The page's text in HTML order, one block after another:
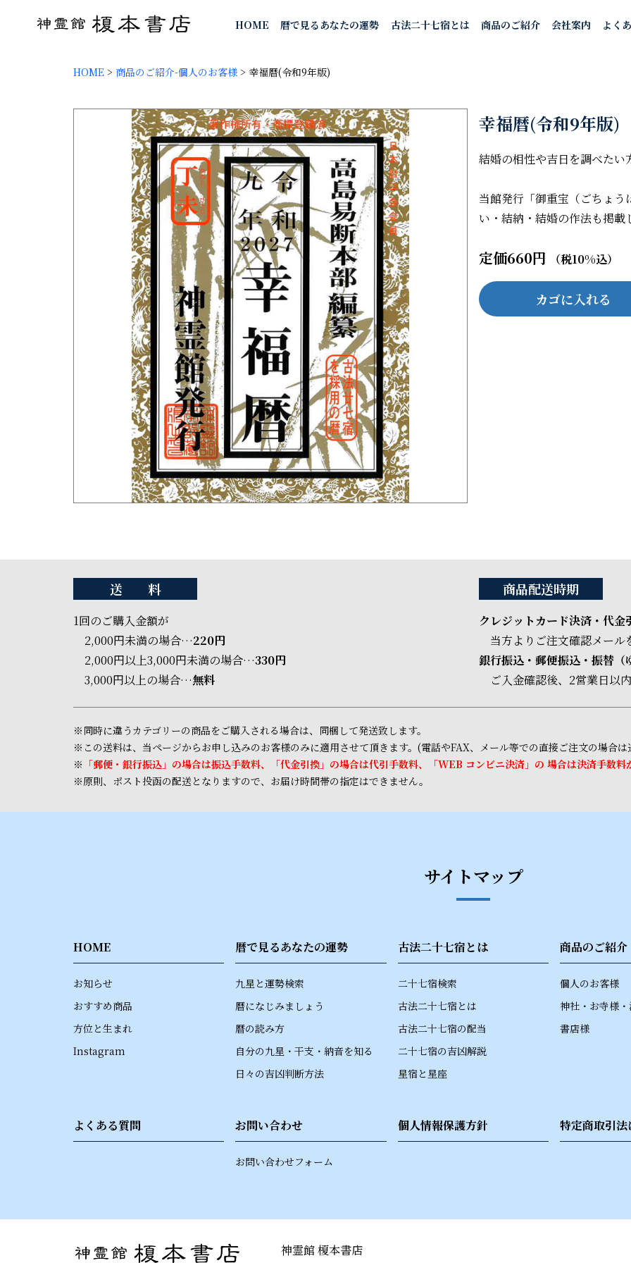
HOME 暦で見るあなたの運勢 古法二十七宿とは 商品のご紹介 会社案内 よく
HOME > 商品のご紹介-個人のお客様 > 幸福暦(令和9年版)
幸福暦(令和9年版)
結婚の相性や吉日を調べたい
当館発行「御重宝（ごちょ
い・結納・結婚の作法も掲載
定価660円 （税10%込）
送 料
1回のご購入金額が
2,000円未満の場合…220円
2,000円以上3,000円未満の場合…330円
3,000円以上の場合…無料
商品配送時期
クレジットカード決済・代
当方よりご注文確認メール
銀行振込・郵便振込・振替
ご入金確認後、2営業日以
※同時に違うカテゴリーの商品をご購入される場合は、同梱して発送致します。
※この送料は、当ページからお申し込みのお客様のみに適用させて頂きます。(電話やFAX、メール等での直接ご注文の場合は
※ 「郵便・銀行振込」の場合は振込手数料、「代金引換」の場合は代引手数料、「WEB コンビニ決済」の 場合は決済手数料
※原則、ポスト投函の配送となりますので、お届け時間帯の指定はできません。
サイトマップ
HOME
お知らせ
おすすめ商品
方位と生まれ
Instagram
暦で見るあなたの運勢
九星と運勢検索
暦になじみましょう
暦の読み方
自分の九星・干支・納音を知る
日々の吉凶判断方法
古法二十七宿とは
二十七宿検索
古法二十七宿とは
古法二十七宿の配当
二十七宿の吉凶解説
星宿と星座
商品のご紹介
個人のお客様
神社・お寺様
書店様
よくある質問 お問い合わせ
お問い合わせフォーム
個人情報保護方針 特定商取引
神霊館 榎本書店